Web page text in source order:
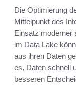
Die Optimierung
Mittelpunkt des
Einsatz moderner
im Data Lake
aus ihren Daten
es, Daten schnell
besseren